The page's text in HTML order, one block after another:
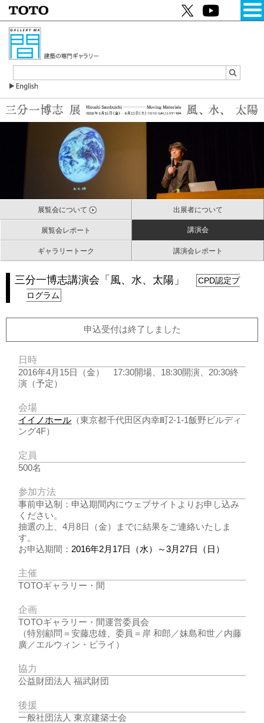
展覧会について 出展者について
展覧会レポート 講演会
ギャラリートーク 講演会レポート
三分一博志講演会「風、水、太陽」
CPD認定プ
ログラム
申込受付は終了しました
日時
2016年4月15日（金） 17:30開場、18:30開演、20:30終
演（予定）
会場
イイノホール （東京都千代田区内幸町2-1-1飯野ビルディ
ング4F）
定員
500名
参加方法
事前申込制：申込期間内にウェブサイトよりお申し込み
ください。
抽選の上、4月8日（金）までに結果をご連絡いたしま
す。
お申込期間： 2016年2月17日（水）～3月27日（日）
主催
TOTOギャラリー・間
企画
TOTOギャラリー・間運営委員会
（特別顧問＝安藤忠雄、委員＝岸 和郎／妹島和世／内藤
廣／エルウィン・ビライ）
協力
公益財団法人 福武財団
後援
一般社団法人 東京建築士会